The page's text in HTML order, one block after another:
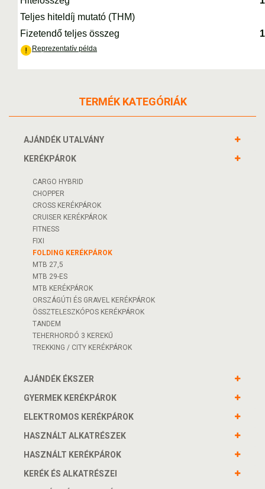
TERMÉK KATEGÓRIÁK
AJÁNDÉK UTALVÁNY
KERÉKPÁROK
CARGO HYBRID
CHOPPER
CROSS KERÉKPÁROK
CRUISER KERÉKPÁROK
FITNESS
FIXI
FOLDING KERÉKPÁROK
MTB 27,5
MTB 29-ES
MTB KERÉKPÁROK
ORSZÁGÚTI ÉS GRAVEL KERÉKPÁROK
ÖSSZTELESZKÓPOS KERÉKPÁROK
TANDEM
TEHERHORDÓ 3 KEREKŰ
TREKKING / CITY KERÉKPÁROK
AJÁNDÉK ÉKSZER
GYERMEK KERÉKPÁROK
ELEKTROMOS KERÉKPÁROK
HASZNÁLT ALKATRÉSZEK
HASZNÁLT KERÉKPÁROK
KERÉK ÉS ALKATRÉSZEI